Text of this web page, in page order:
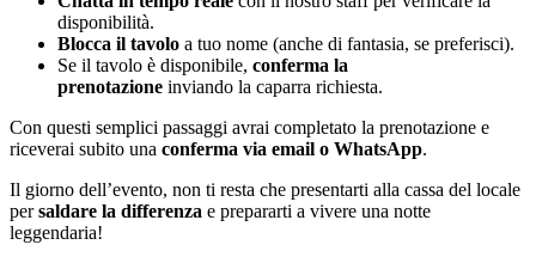
disponibilità.
Blocca il tavolo a tuo nome (anche di fantasia, se preferisci).
Se il tavolo è disponibile, conferma la
prenotazione inviando la caparra richiesta.
Con questi semplici passaggi avrai completato la prenotazione e
riceverai subito una conferma via email o WhatsApp.
Il giorno dell’evento, non ti resta che presentarti alla cassa del locale
persaldare la differenza e prepararti a vivere una notte
leggendaria!